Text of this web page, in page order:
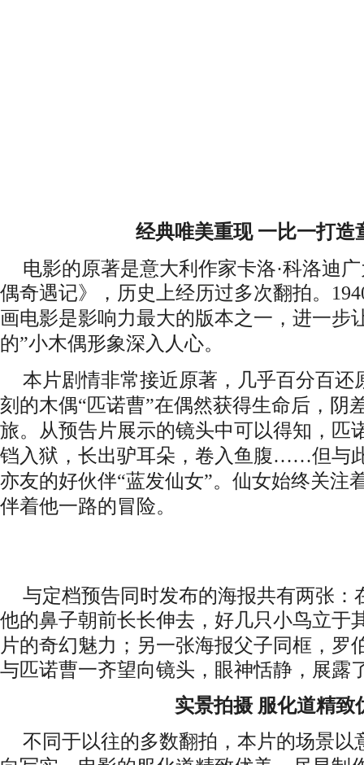
经典唯美重现 一比一打造
电影的原著是意大利作家卡洛·科洛迪
偶奇遇记》
， 历史上经历过多次翻拍。
画电影是影响力最大的版本之一，进一步
的”小木偶形象深入人心。
本片剧情非常接近原著，几乎百分百还
刻的木偶“匹诺曹”在偶然获得生命后，阴
旅。从预告片展示的镜头中可以得知，匹
铛入狱，长出驴耳朵，卷入鱼腹……但与
亦友的好伙伴“蓝发仙女”。仙女始终关注
伴着他一路的冒险。
与定档预告同时发布的海报共有两张：
他的鼻子朝前长长伸去，好几只小鸟立于
片的奇幻魅力；另一张海报父子同框， 罗
与匹诺曹一齐望向镜头，眼神恬静，展露
实景拍摄 服化道精致
不同于以往的多数翻拍，本片的场景以